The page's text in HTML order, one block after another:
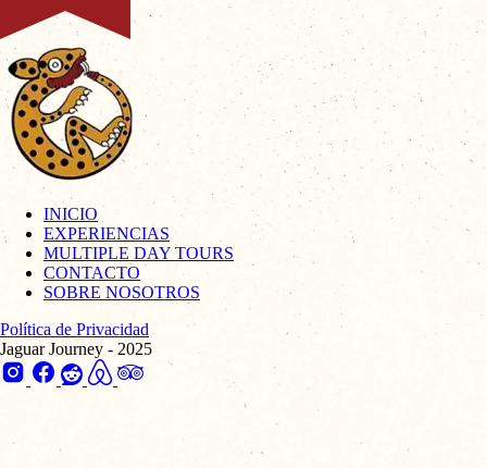
INICIO
EXPERIENCIAS
MULTIPLE DAY TOURS
CONTACTO
SOBRE NOSOTROS
Política de Privacidad
Jaguar Journey - 2025